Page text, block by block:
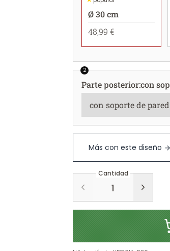
Ø 30 cm
48,99 €
2
Parte posterior:con
Más con este diseño
Cantidad